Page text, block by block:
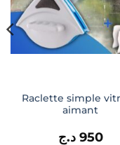
Raclette simple
aimant
950 د.ج